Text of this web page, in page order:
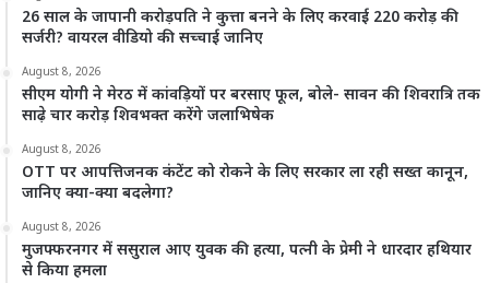
26 साल के जापानी करोड़पति ने कुत्ता बनने के लिए करवाई 220 करोड़ की
सर्जरी? वायरल वीडियो की सच्चाई जानिए
August 8, 2026
सीएम योगी ने मेरठ में कांवड़ियों पर बरसाए फूल, बोले- सावन की शिवरात्रि तक
साढ़े चार करोड़ शिवभक्त करेंगे जलाभिषेक
August 8, 2026
OTT पर आपत्तिजनक कंटेंट को रोकने के लिए सरकार ला रही सख्त कानून,
जानिए क्या-क्या बदलेगा?
August 8, 2026
मुजफ्फरनगर में ससुराल आए युवक की हत्या, पत्नी के प्रेमी ने धारदार हथियार
से किया हमला